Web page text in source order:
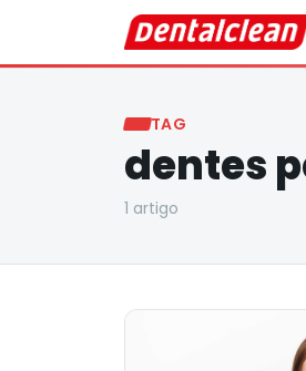
TAG
dentes
1 artigo